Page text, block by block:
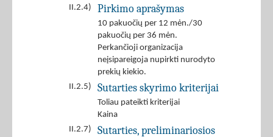
II.2.4)
Pirkimo aprašymas
10 pakuočių per 12 mėn./30
pakuočių per 36 mėn.
Perkančioji organizacija
neįsipareigoja nupirkti nurodyto
prekių kiekio.
II.2.5)
Sutarties skyrimo kriterijai
Toliau pateikti kriterijai
Kaina
II.2.7)
Sutarties, preliminariosios